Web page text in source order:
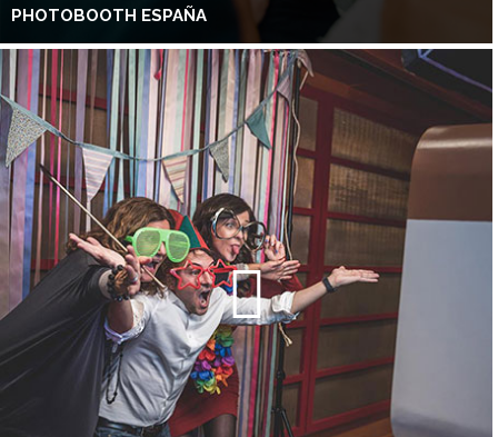
PHOTOBOOTH ESPAÑA